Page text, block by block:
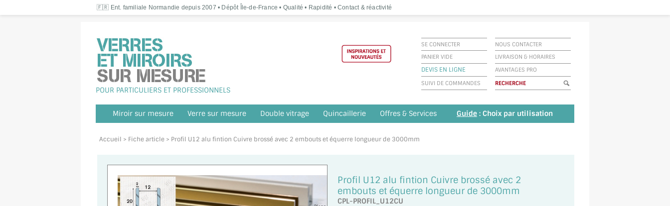
🇫🇷 Ent. familiale Normandie depuis 2007 • Dépôt Île-de-France • Qualité • Rapidité • Contact & réactivité
POUR PARTICULIERS ET PROFESSIONNELS
SE CONNECTER
NOUS CONTACTER
PANIER VIDE
LIVRAISON & HORAIRES
DEVIS EN LIGNE
AVANTAGES PRO
SUIVI DE COMMANDES
Miroir sur mesure Verre sur mesure Double vitrage Quincaillerie Offres & Services Guide : Choix par utilisation
Accueil > Fiche article > Profil U12 alu fintion Cuivre brossé avec 2 embouts et équerre longueur de 3000mm
Profil U12 alu fintion Cuivre brossé avec 2
embouts et équerre longueur de 3000mm
CPL-PROFIL_U12CU